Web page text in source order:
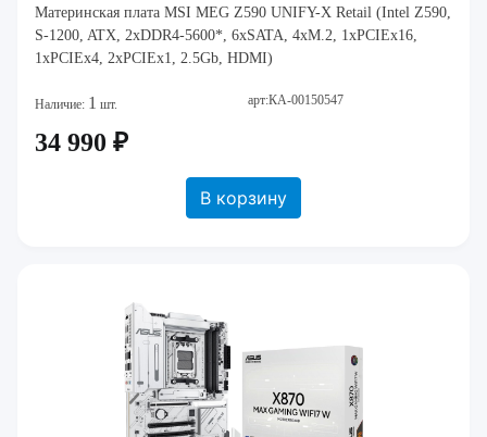
Материнская плата MSI MEG Z590 UNIFY-X Retail (Intel Z590,
S-1200, ATX, 2xDDR4-5600*, 6xSATA, 4xM.2, 1xPCIEx16,
1xPCIEx4, 2xPCIEx1, 2.5Gb, HDMI)
Наличие: 1 шт. арт:КА-00150547
34 990 ₽
В корзину